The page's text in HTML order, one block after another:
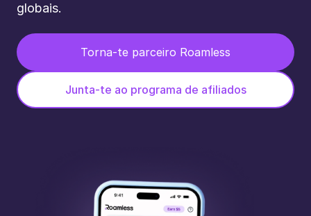
globais.
Torna-te parceiro Roamless
Junta-te ao programa de afiliados